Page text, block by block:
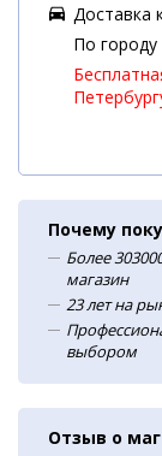
Доставка
По
Почему
Более
магазин
23 лет на
выбором
Отзыв о